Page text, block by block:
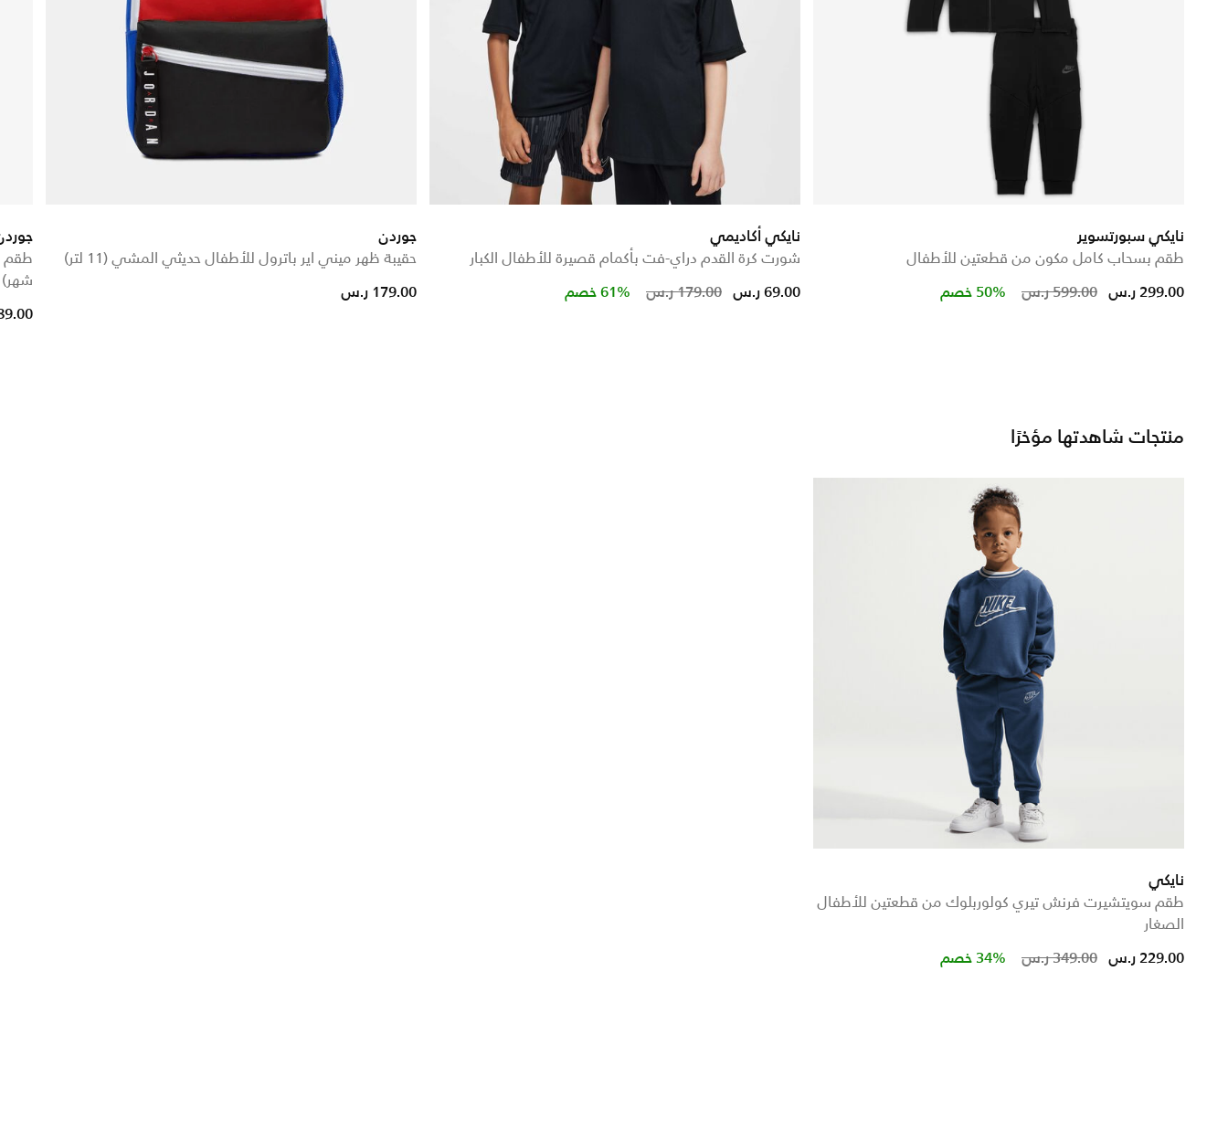
نايكي سبورتسوير
طقم بسحاب كامل مكون من قطعتين للأطفال
Price reduced from
599.00 ر.س to 299.00 ر.س 50% خصم
نايكي أكاديمي
شورت كرة القدم دراي-فت بأكمام قصيرة للأطفال الكبار
Price reduced from
179.00 ر.س
to 69.00 ر.س 61% خصم
جوردن
حقيبة ظهر ميني اير باترول للأطفال حديثي المشي (11 لتر)
179.00 ر.س
شهر)
89.00
منتجات شاهدتها مؤخرًا
نايكي
طقم سويتشيرت فرنش تيري كولوربلوك من قطعتين للأطفال
الصغار
Price reduced from
349.00 ر.س to 229.00 ر.س 34% خصم